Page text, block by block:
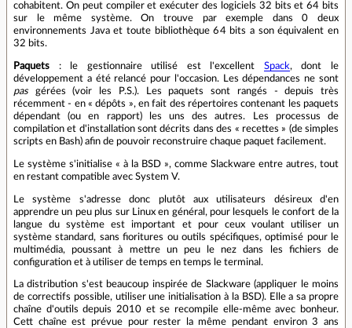
cohabitent. On peut compiler et exécuter des logiciels 32 bits et 64 bits
sur le même système. On trouve par exemple dans 0 deux
environnements Java et toute bibliothèque 64 bits a son équivalent en
32 bits.
Paquets : le gestionnaire utilisé est l'excellent Spack, dont le
développement a été relancé pour l'occasion. Les dépendances ne sont
pasgérées (voir les P.S.). Les paquets sont rangés - depuis très
récemment - en « dépôts », en fait des répertoires contenant les paquets
dépendant (ou en rapport) les uns des autres. Les processus de
compilation et d'installation sont décrits dans des « recettes » (de simples
scripts en Bash) afin de pouvoir reconstruire chaque paquet facilement.
Le système s'initialise « à la BSD », comme Slackware entre autres, tout
en restant compatible avec System V.
Le système s'adresse donc plutôt aux utilisateurs désireux d'en
apprendre un peu plus sur Linux en général, pour lesquels le confort de la
langue du système est important et pour ceux voulant utiliser un
système standard, sans fioritures ou outils spécifiques, optimisé pour le
multimédia, poussant à mettre un peu le nez dans les fichiers de
configuration et à utiliser de temps en temps le terminal.
La distribution s'est beaucoup inspirée de Slackware (appliquer le moins
de correctifs possible, utiliser une initialisation à la BSD). Elle a sa propre
chaîne d'outils depuis 2010 et se recompile elle-même avec bonheur.
Cett chaîne est prévue pour rester la même pendant environ 3 ans